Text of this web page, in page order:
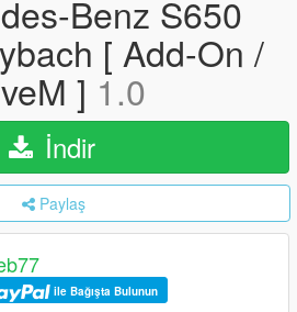
Benz S650
[ Add-On /
] 1.0
İndir
Paylaş
ile Bağışta Bulunun